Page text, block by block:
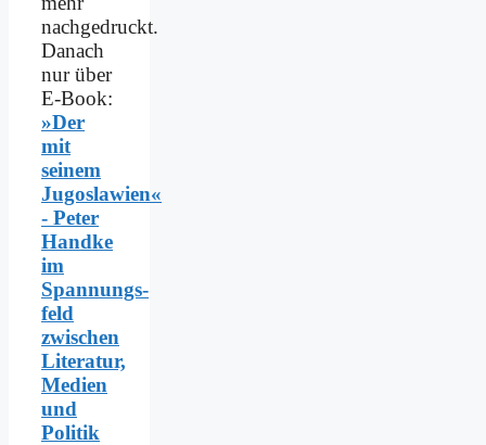
nachgedruckt.
Danach
nur über
E-Book:
»Der
mit
seinem
Jugoslawien«
- Peter
Handke
im
Spannungs­
feld
zwischen
Literatur,
Medien
und
Politik